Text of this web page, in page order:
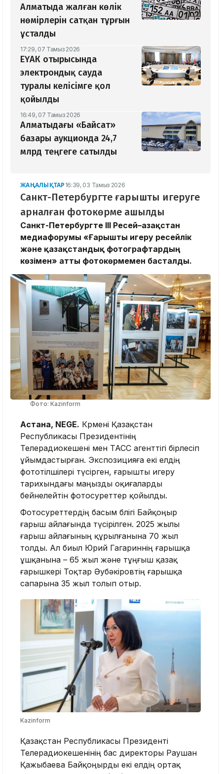
Алматыда жалған көлік
нөмірлерін сатқан тұрғын
ұсталды
17:29, 07 Тамыз 2026
ЕҮАК отырысында
электрондық сауда
туралы келісімге қол
қойылды
16:49, 07 Тамыз 2026
Алматыдағы «Байсат»
базары аукционда 24,7
млрд теңгеге сатылды
ЖАҢАЛЫҚТАР 16:39, 03 Тамыз 2026
Санкт-Петербургте ғарышты игеруге
арналған фотокөрме ашылды
Санкт-Петербургте III Ресей–Қазақстан
медиафорумы «Ғарышты игеру ресейлік
және қазақстандық фотографтардың
көзімен» атты фотокөрмемен басталды.
Фото: Kazinform
Астана, NEGE. Көрмені Қазақстан
Республикасы Президентінің
Телерадиокешені мен ТАСС агенттігі бірлесіп
ұйымдастырған. Экспозицияға екі елдің
фототілшілері түсірген, ғарышты игеру
тарихындағы маңызды оқиғаларды
бейнелейтін фотосуреттер қойылды.
Фотосуреттердің басым бөлігі Байқоңыр
ғарыш айлағында түсірілген. 2025 жылы
ғарыш айлағының құрылғанына 70 жыл
толды. Ал биыл Юрий Гагариннің ғарышқа
ұшқанына – 65 жыл және тұңғыш қазақ
ғарышкері Тоқтар Әубәкіровтің ғарышқа
сапарына 35 жыл толып отыр.
Kazinform
Қазақстан Республикасы Президенті
Телерадиокешенінің бас директоры Раушан
Қажыбаева Байқоңырды екі елдің ортақ